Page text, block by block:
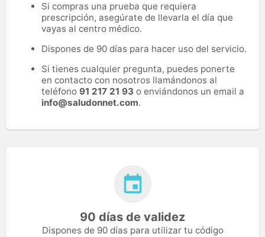
Si compras una prueba que requiera
prescripción, asegúrate de llevarla el día que
vayas al centro médico.
Dispones de 90 días para hacer uso del servicio.
Si tienes cualquier pregunta, puedes ponerte
en contacto con nosotros llamándonos al
teléfono 91 217 21 93 o enviándonos un email a
info@saludonnet.com.
90 días de validez
Dispones de 90 días para utilizar tu código